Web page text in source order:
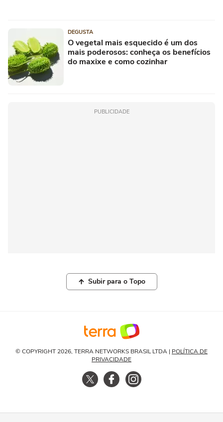
DEGUSTA
O vegetal mais esquecido é um dos
mais poderosos: conheça os benefícios
do maxixe e como cozinhar
PUBLICIDADE
Subir para o Topo
© COPYRIGHT 2026, TERRA NETWORKS BRASIL LTDA | POLÍTICA DE
PRIVACIDADE